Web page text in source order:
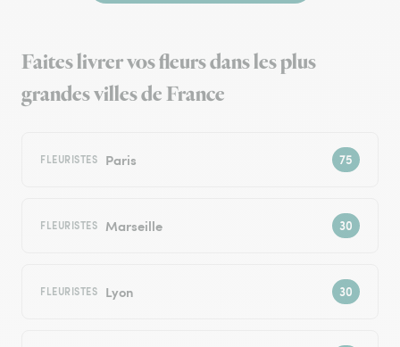
Faites livrer vos fleurs dans les plus
grandes villes de France
FLEURISTES Paris
FLEURISTES Marseille
FLEURISTES Lyon